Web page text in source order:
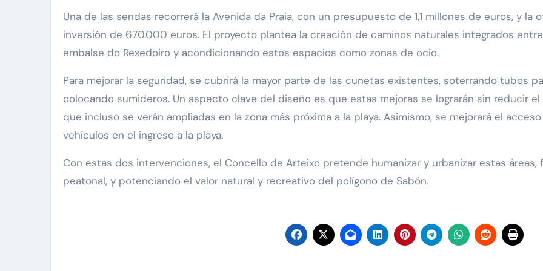
Una de las sendas recorrerá la Avenida da Praia, con un presupuesto de 1,1 millones de euros, y la
inversión de 670.000 euros. El proyecto plantea la creación de caminos naturales integrados
embalse do Rexedoiro y acondicionando estos espacios como zonas de ocio.
Para mejorar la seguridad, se cubrirá la mayor parte de las cunetas existentes, soterrando tubos
colocando sumideros. Un aspecto clave del diseño es que estas mejoras se lograrán sin reducir
que incluso se verán ampliadas en la zona más próxima a la playa. Asimismo, se mejorará el
vehículos en el ingreso a la playa.
Con estas dos intervenciones, el Concello de Arteixo pretende humanizar y urbanizar estas
peatonal, y potenciando el valor natural y recreativo del polígono de Sabón.